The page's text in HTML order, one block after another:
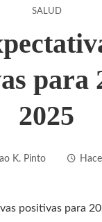
SALUD
para
2025
K. Pinto